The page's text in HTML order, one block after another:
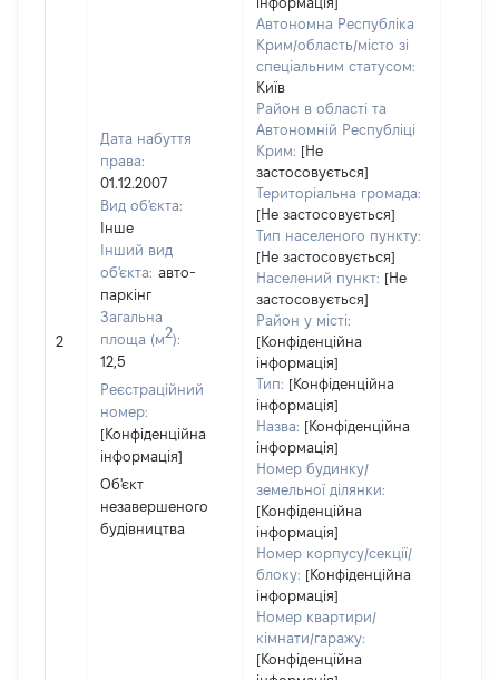
2
Дата набуття
права:
01.12.2007
Вид об'єкта:
Інше
Інший вид
об'єкта: авто-
паркінг
Загальна
площа (м2):
12,5
Реєстраційний
номер:
[Конфіденційна
інформація]
Об'єкт
незавершеного
будівництва
Автономна Республіка
Крим/область/місто зі
спеціальним статусом:
Київ
Район в області та
Автономній Республіці
Крим: [Не
застосовується]
Територіальна громада:
[Не застосовується]
Тип населеного пункту:
[Не застосовується]
Населений пункт: [Не
застосовується]
Район у місті:
[Конфіденційна
інформація]
Тип: [Конфіденційна
інформація]
Назва: [Конфіденційна
інформація]
Номер будинку/
земельної ділянки:
[Конфіденційна
інформація]
Номер корпусу/секції/
блоку: [Конфіденційна
інформація]
Номер квартири/
кімнати/гаражу:
[Конфіденційна